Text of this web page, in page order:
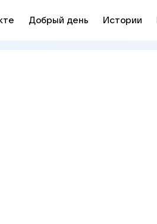
Добрый день Истории